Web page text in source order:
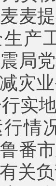
麦
产
局
灾
实
情
番
关